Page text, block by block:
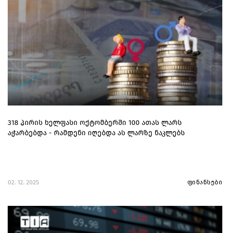
318 პირის ხელფასი ოქტომბერში 100 ათას ლარს
აჭარბებდა - რამდენი იღებდა ას ლარზე ნაკლებს
02. 12. 2025 ფინანსები